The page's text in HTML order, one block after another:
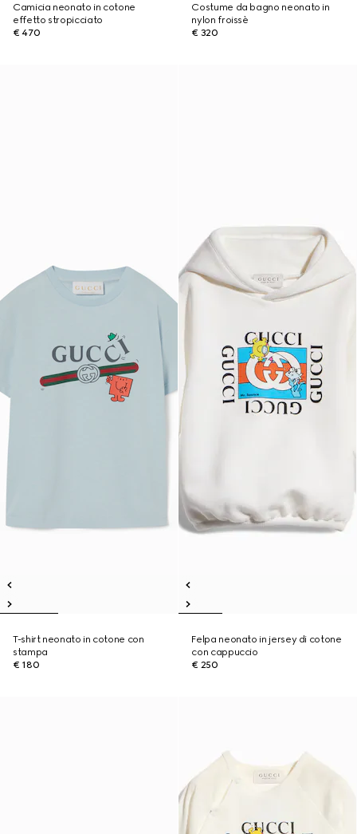
Camicia neonato in cotone
effetto stropicciato
€ 470
Costume da bagno neonato in
nylon froissè
€ 320
T-shirt neonato in cotone con
stampa
€ 180
Felpa neonato in jersey di cotone
con cappuccio
€ 250